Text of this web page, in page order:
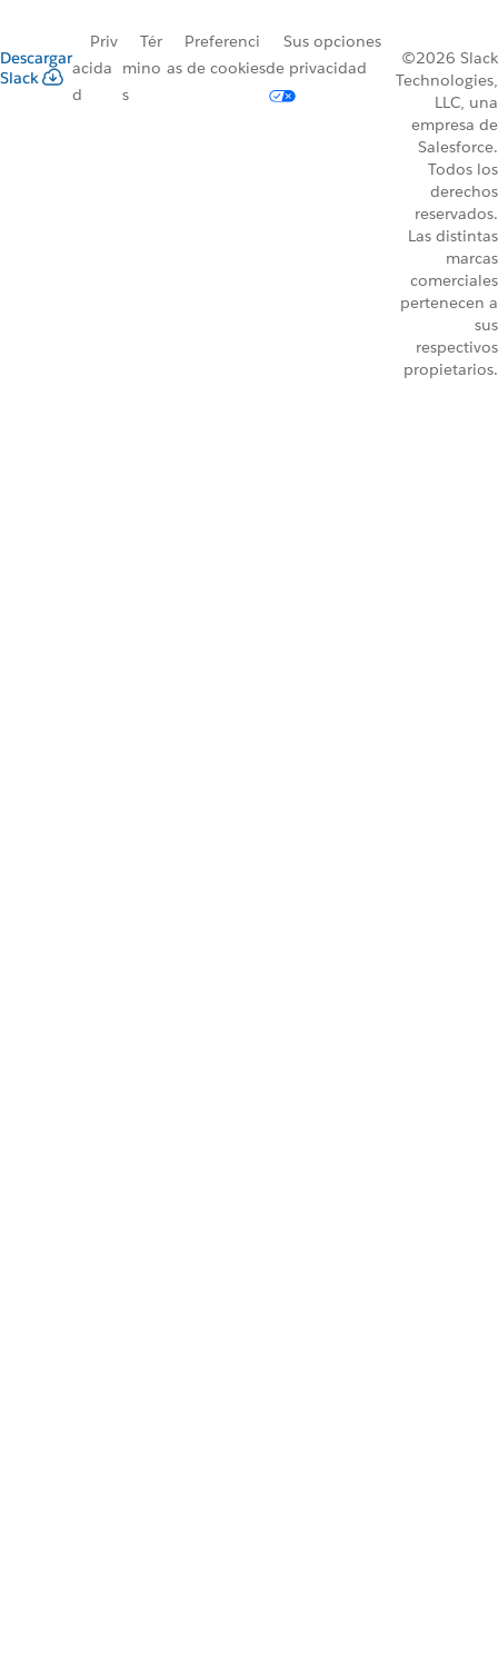
Descargar
Slack
Priv
acida
d
Tér
mino
s
Preferenci
as de cookies
Sus opciones
de privacidad
©2026 Slack
Technologies,
LLC, una
empresa de
Salesforce.
Todos los
derechos
reservados.
Las distintas
marcas
comerciales
pertenecen a
sus
respectivos
propietarios.